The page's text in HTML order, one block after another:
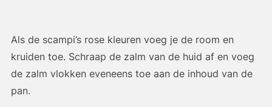
Als de scampi’s rose kleuren voeg je de room en
kruiden toe. Schraap de zalm van de huid af en voeg
de zalm vlokken eveneens toe aan de inhoud van de
pan.